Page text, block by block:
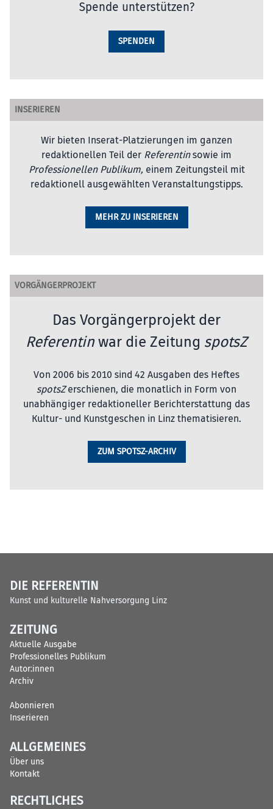
Spende unterstützen?
SPENDEN
INSERIEREN
Wir bieten Inserat-Platzierungen im ganzen
redaktionellen Teil der Referentinsowie im
Professionellen Publikum, einem Zeitungsteil mit
redaktionell ausgewählten Veranstaltungstipps.
MEHR ZU INSERIEREN
VORGÄNGERPROJEKT
Das Vorgängerprojekt der
Referentinwar die Zeitung spotsZ
Von 2006 bis 2010 sind 42 Ausgaben des Heftes
spotsZerschienen, die monatlich in Form von
unabhängiger redaktioneller Berichterstattung das
Kultur- und Kunstgeschen in Linz thematisieren.
ZUM SPOTSZ-ARCHIV
DIE REFERENTIN
Kunst und kulturelle Nahversorgung Linz
ZEITUNG
Aktuelle Ausgabe
Professionelles Publikum
Autor:innen
Archiv
Abonnieren
Inserieren
ALLGEMEINES
Über uns
Kontakt
RECHTLICHES